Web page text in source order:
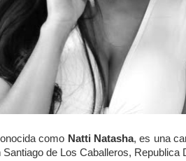
como Natti Natasha, es una
de Los Caballeros, Republica